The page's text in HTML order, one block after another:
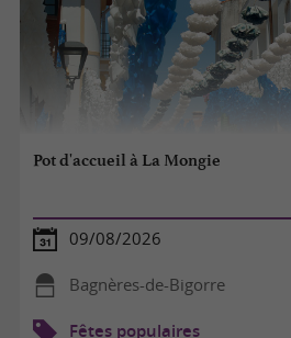
Pot d'accueil à La Mongie
09/08/2026
Bagnères-de-Bigorre
Fêtes populaires